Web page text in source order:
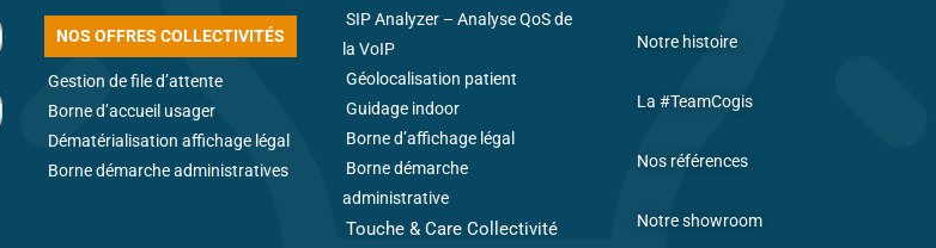
NOS OFFRES COLLECTIVITÉS
Gestion de file d’attente
Borne d’accueil usager
Dématérialisation affichage légal
Borne démarche administratives
SIP Analyzer – Analyse QoS de
la VoIP
Géolocalisation patient
Guidage indoor
Borne d’affichage légal
Borne démarche
administrative
Touche & Care Collectivité
Notre histoire
La #TeamCogis
Nos références
Notre showroom